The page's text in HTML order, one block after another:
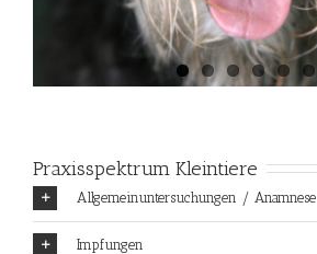
Praxisspektrum Kleintiere
Allgemeinuntersuchungen / Anamnese
Impfungen